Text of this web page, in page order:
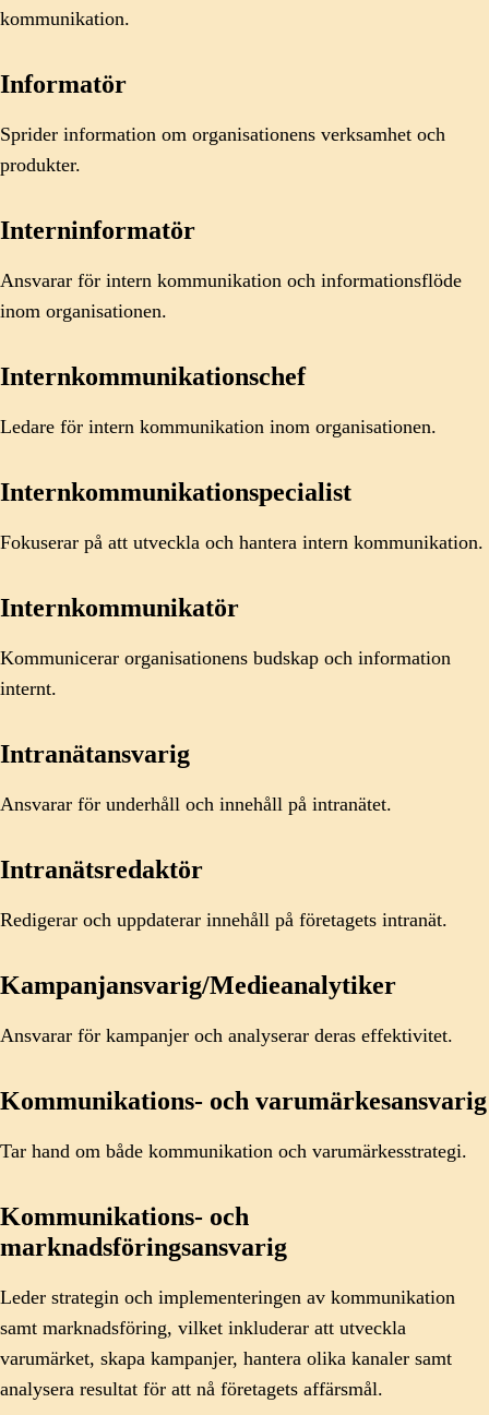
kommunikation.
Informatör
Sprider information om organisationens verksamhet och
produkter.
Interninformatör
Ansvarar för intern kommunikation och informationsflöde
inom organisationen.
Internkommunikationschef
Ledare för intern kommunikation inom organisationen.
Internkommunikationspecialist
Fokuserar på att utveckla och hantera intern kommunikation.
Internkommunikatör
Kommunicerar organisationens budskap och information
internt.
Intranätansvarig
Ansvarar för underhåll och innehåll på intranätet.
Intranätsredaktör
Redigerar och uppdaterar innehåll på företagets intranät.
Kampanjansvarig/Medieanalytiker
Ansvarar för kampanjer och analyserar deras effektivitet.
Kommunikations- och varumärkesansvarig
Tar hand om både kommunikation och varumärkesstrategi.
Kommunikations- och
marknadsföringsansvarig
Leder strategin och implementeringen av kommunikation
samt marknadsföring, vilket inkluderar att utveckla
varumärket, skapa kampanjer, hantera olika kanaler samt
analysera resultat för att nå företagets affärsmål.